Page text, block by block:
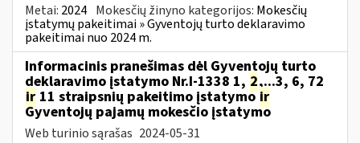
Metai: 2024 Mokesčių žinyno kategorijos: Mokesčių
įstatymų pakeitimai » Gyventojų turto deklaravimo
pakeitimai nuo 2024 m.
Informacinis pranešimas dėl Gyventojų turto
deklaravimo įstatymo Nr.I-1338 1, 2,...3, 6, 72
ir 11 straipsnių pakeitimo įstatymoir
Gyventojų pajamų mokesčio įstatymo
Web turinio sąrašas 2024-05-31